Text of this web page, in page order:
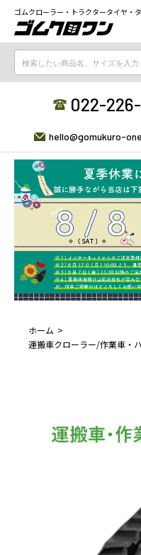
ゴムクローラー・トラクタータイヤ・
022-
hello@gomukuro-
ホーム
運搬車クローラー/作業車・